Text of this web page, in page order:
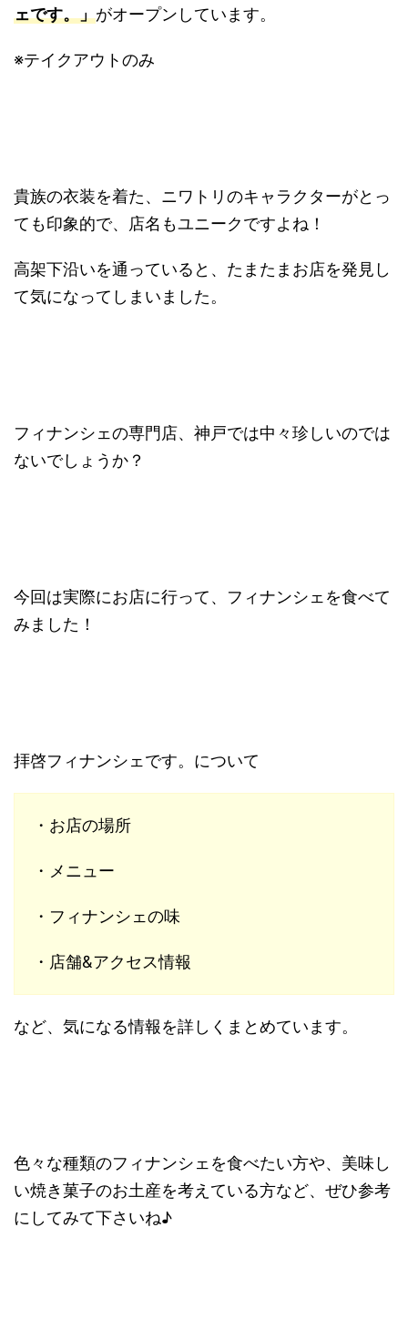
ェです。」がオープンしています。
※テイクアウトのみ
貴族の衣装を着た、ニワトリのキャラクターがとっ
ても印象的で、店名もユニークですよね！
高架下沿いを通っていると、たまたまお店を発見し
て気になってしまいました。
フィナンシェの専門店、神戸では中々珍しいのでは
ないでしょうか？
今回は実際にお店に行って、フィナンシェを食べて
みました！
拝啓フィナンシェです。について
・お店の場所
・メニュー
・フィナンシェの味
・店舗&アクセス情報
など、気になる情報を詳しくまとめています。
色々な種類のフィナンシェを食べたい方や、美味し
い焼き菓子のお土産を考えている方など、ぜひ参考
にしてみて下さいね♪